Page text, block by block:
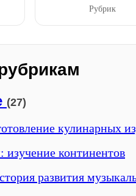
Рубрик
(27)
кулинарных
изучение континентов
развития